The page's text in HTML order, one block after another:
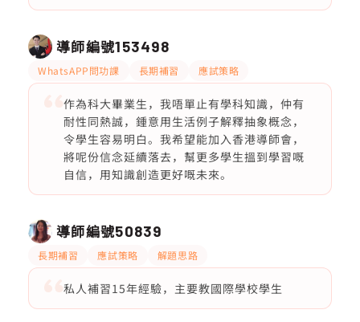
導師編號153498
WhatsAPP問功課 長期補習 應試策略
作為科大畢業生，我唔單止有學科知識，仲有
耐性同熱誠，鍾意用生活例子解釋抽象概念，
令學生容易明白。我希望能加入香港導師會，
將呢份信念延續落去，幫更多學生搵到學習嘅
自信，用知識創造更好嘅未來。
導師編號50839
長期補習 應試策略 解題思路
私人補習15年經驗，主要教國際學校學生